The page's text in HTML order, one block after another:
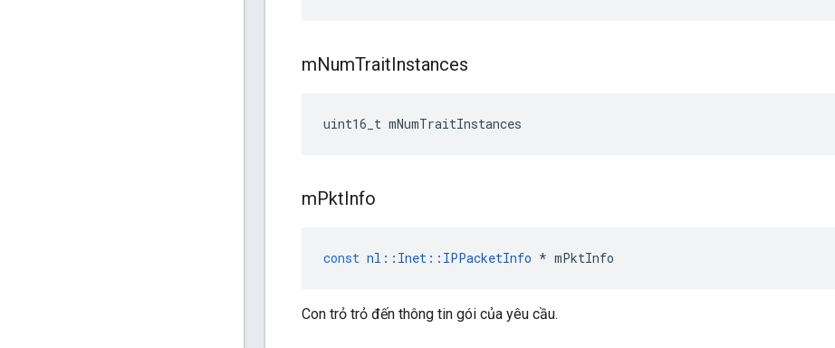
mNumTraitInstances
uint16_t mNumTraitInstances
mPktInfo
const nl :: Inet :: IPPacketInfo * mPktInfo
Con trỏ trỏ đến thông tin gói của yêu cầu.